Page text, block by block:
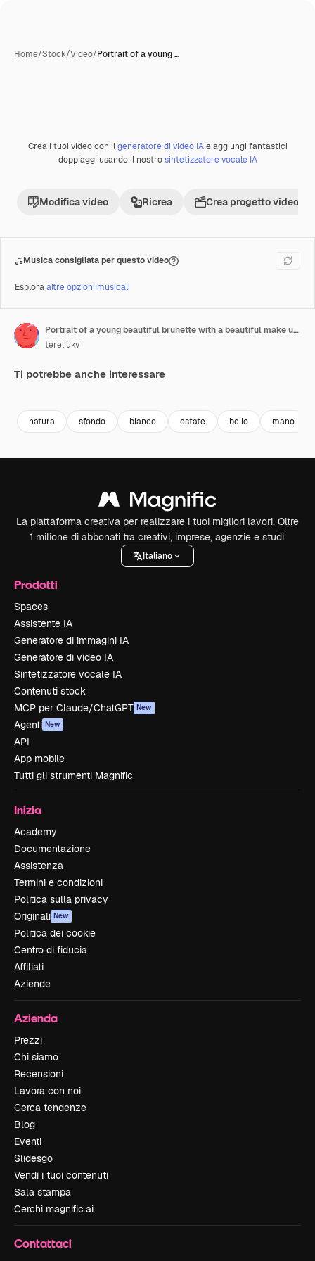
Home/Stock/Video/Portrait of a young …
Premium
Crea i tuoi video con ilgeneratore di video IAe aggiungi fantastici
doppiaggi usando il nostrosintetizzatore vocale IA
Modifica video Ricrea Crea progetto video
Musica consigliata per questo video
Esploraaltre opzioni musicali
Portrait of a young beautiful brunette with a beautiful make up Vertical video
tereliukv
Ti potrebbe anche interessare
natura sfondo bianco estate bello mano
La piattaforma creativa per realizzare i tuoi migliori lavori. Oltre
1 milione di abbonati tra creativi, imprese, agenzie e studi.
Italiano
Prodotti
Spaces
Assistente IA
Generatore di immagini IA
Generatore di video IA
Sintetizzatore vocale IA
Contenuti stock
MCP per Claude/ChatGPT New
Agenti New
API
App mobile
Tutti gli strumenti Magnific
Inizia
Academy
Documentazione
Assistenza
Termini e condizioni
Politica sulla privacy
Originali New
Politica dei cookie
Centro di fiducia
Affiliati
Aziende
Azienda
Prezzi
Chi siamo
Recensioni
Lavora con noi
Cerca tendenze
Blog
Eventi
Slidesgo
Vendi i tuoi contenuti
Sala stampa
Cerchi magnific.ai
Contattaci